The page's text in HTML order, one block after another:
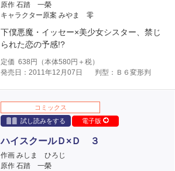
原作 石踏 一榮
キャラクター原案 みやま 零
下僕悪魔・イッセー×美少女シスター、禁じ
られた恋の予感!?
定価 638 円（本体580円＋税）
発売日：2011年12月07日
判型：Ｂ６変形判
コミックス
試し読みをする
電子版
ハイスクールＤ×Ｄ ３
作画 みしま ひろじ
原作 石踏 一榮